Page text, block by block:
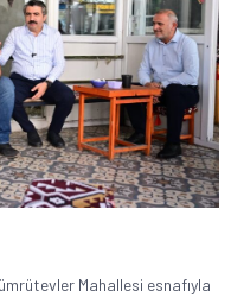
Mahallesi esnafıyla